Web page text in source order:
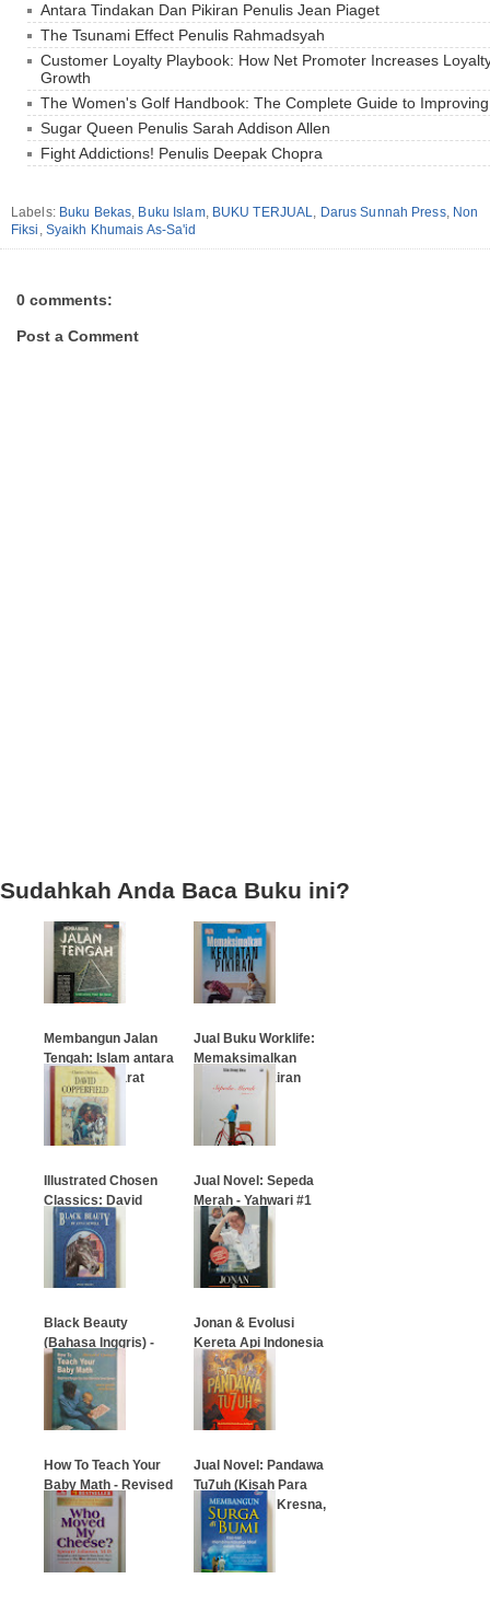
Antara Tindakan Dan Pikiran Penulis Jean Piaget
The Tsunami Effect Penulis Rahmadsyah
Customer Loyalty Playbook: How Net Promoter Increases
Growth
The Women's Golf Handbook: The Complete Guide to
Sugar Queen Penulis Sarah Addison Allen
Fight Addictions! Penulis Deepak Chopra
Labels: Buku Bekas, Buku Islam, BUKU TERJUAL, Darus Sunnah Press, Non
Fiksi , Syaikh Khumais As-Sa'id
0 comments:
Post a Comment
Sudahkah Anda Baca Buku ini?
Membangun Jalan
Tengah: Islam antara
Timur dan Barat
Jual Buku Worklife:
Memaksimalkan
Kekuatan Pikiran
Illustrated Chosen
Classics: David
Copperfield
Jual Novel: Sepeda
Merah - Yahwari #1
Black Beauty
(Bahasa Inggris) -
Anna Sewell
Jonan & Evolusi
Kereta Api Indonesia
…
How To Teach Your
Baby Math - Revised
& Updated
…
Jual Novel: Pandawa
Tu7uh (Kisah Para
Putra Pandu, Kresna,
dan Setyaki)
…